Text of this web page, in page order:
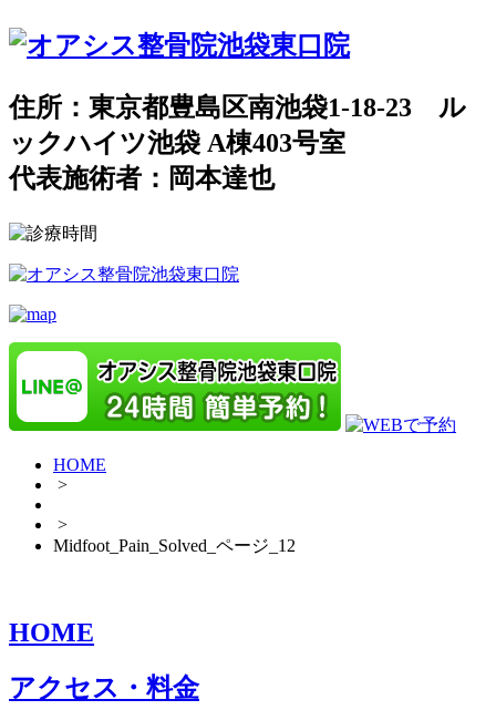
住所：東京都豊島区南池袋1-18-23 ル
ックハイツ池袋 A棟403号室
代表施術者：岡本達也
HOME
>
>
Midfoot_Pain_Solved_ページ_12
HOME
アクセス・料金